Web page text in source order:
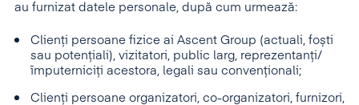
au furnizat datele personale, după cum urmează:
Clienți persoane fizice ai Ascent Group (actuali, foști
sau potențiali), vizitatori, public larg, reprezentanți/
împuterniciți acestora, legali sau convenționali;
Clienți persoane organizatori, co-organizatori, furnizori,